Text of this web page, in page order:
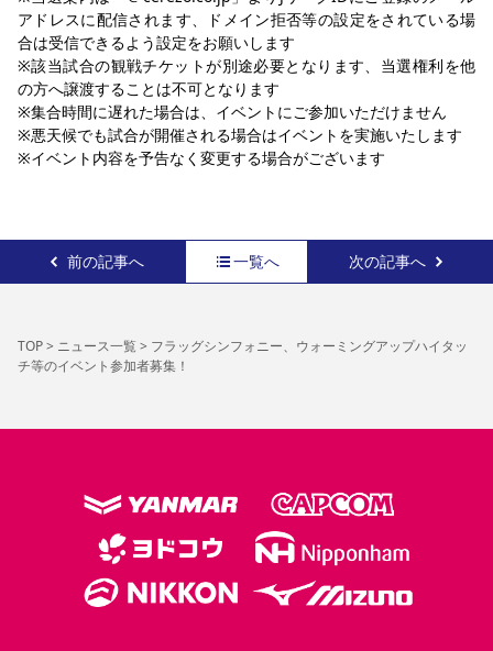
アドレスに配信されます、ドメイン拒否等の設定をされている場
合は受信できるよう設定をお願いします
※該当試合の観戦チケットが別途必要となります、当選権利を他
の方へ譲渡することは不可となります
※集合時間に遅れた場合は、イベントにご参加いただけません
※悪天候でも試合が開催される場合はイベントを実施いたします
※イベント内容を予告なく変更する場合がございます
前の記事へ 一覧へ 次の記事へ
TOP> ニュース一覧> フラッグシンフォニー、ウォーミングアップハイタッ
チ等のイベント参加者募集！